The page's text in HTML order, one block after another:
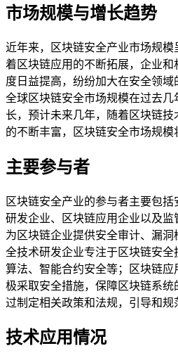
市场规模与增长趋势
近年来，区块链安全产业市场规
着区块链应用的不断拓展，企业
度日益提高，纷纷加大在安全领域
全球区块链安全市场规模在过去
长，预计未来几年，随着区块链
的不断丰富，区块链安全市场规模
主要参与者
区块链安全产业的参与者主要包
研发企业、区块链应用企业以及
为区块链企业提供安全审计、漏
全技术研发企业专注于区块链安
算法、智能合约安全等；区块链
极采取安全措施，保障区块链系
过制定相关政策和法规，引导和规
技术应用情况